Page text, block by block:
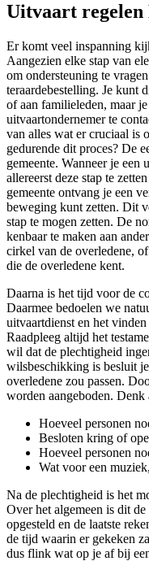
Uitvaart regelen
Er komt veel inspanning
Aangezien elke stap van
om ondersteuning te
teraardebestelling. Je kunt
of aan familieleden, maar
uitvaartondernemer te
van alles wat er cruciaal is
gedurende dit proces? De
gemeente. Wanneer je
allereerst deze stap te
gemeente ontvang je een
beweging kunt zetten. Dit
stap te mogen zetten. De
kenbaar te maken aan
cirkel van de overledene,
die de overledene kent.
Daarna is het tijd voor de
Daarmee bedoelen we
uitvaartdienst en het
Raadpleeg altijd het
wil dat de plechtigheid
wilsbeschikking is besluit
overledene zou passen.
worden aangeboden. Denk
Hoeveel personen
Besloten kring of
Hoeveel personen
Wat voor een
Na de plechtigheid is het
Over het algemeen is dit
opgesteld en de laatste
de tijd waarin er gekeken
dus flink wat op je af bij